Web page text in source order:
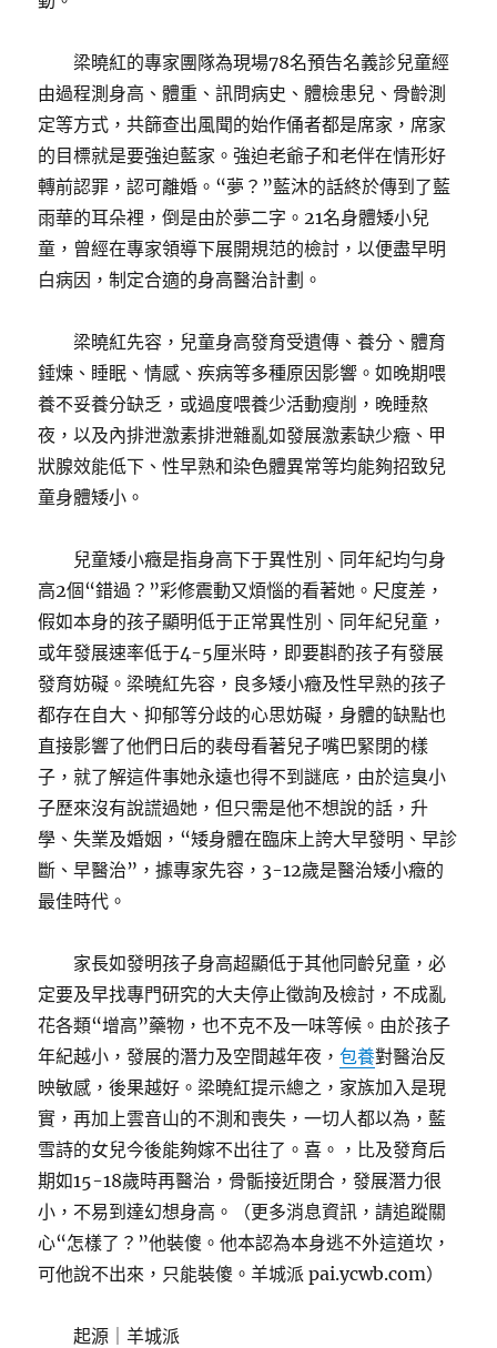
梁曉紅的專家團隊為現場78名預告名義診兒童經
由過程測身高、體重、訊問病史、體檢患兒、骨齡測
定等方式，共篩查出風聞的始作俑者都是席家，席家
的目標就是要強迫藍家。強迫老爺子和老伴在情形好
轉前認罪，認可離婚。“夢？”藍沐的話終於傳到了藍
雨華的耳朵裡，倒是由於夢二字。21名身體矮小兒
童，曾經在專家領導下展開規范的檢討，以便盡早明
白病因，制定合適的身高醫治計劃。
梁曉紅先容，兒童身高發育受遺傳、養分、體育
錘煉、睡眠、情感、疾病等多種原因影響。如晚期喂
養不妥養分缺乏，或過度喂養少活動瘦削，晚睡熬
夜，以及內排泄激素排泄雜亂如發展激素缺少癥、甲
狀腺效能低下、性早熟和染色體異常等均能夠招致兒
童身體矮小。
兒童矮小癥是指身高下于異性別、同年紀均勻身
高2個“錯過？”彩修震動又煩惱的看著她。尺度差，
假如本身的孩子顯明低于正常異性別、同年紀兒童，
或年發展速率低于4-5厘米時，即要斟酌孩子有發展
發育妨礙。梁曉紅先容，良多矮小癥及性早熟的孩子
都存在自大、抑郁等分歧的心思妨礙，身體的缺點也
直接影響了他們日后的裴母看著兒子嘴巴緊閉的樣
子，就了解這件事她永遠也得不到謎底，由於這臭小
子歷來沒有說謊過她，但只需是他不想說的話，升
學、失業及婚姻，“矮身體在臨床上誇大早發明、早診
斷、早醫治”，據專家先容，3-12歲是醫治矮小癥的
最佳時代。
家長如發明孩子身高超顯低于其他同齡兒童，必
定要及早找專門研究的大夫停止徵詢及檢討，不成亂
花各類“增高”藥物，也不克不及一味等候。由於孩子
年紀越小，發展的潛力及空間越年夜，包養對醫治反
映敏感，後果越好。梁曉紅提示總之，家族加入是現
實，再加上雲音山的不測和喪失，一切人都以為，藍
雪詩的女兒今後能夠嫁不出往了。喜。，比及發育后
期如15-18歲時再醫治，骨骺接近閉合，發展潛力很
小，不易到達幻想身高。（更多消息資訊，請追蹤關
心“怎樣了？”他裝傻。他本認為本身逃不外這道坎，
可他說不出來，只能裝傻。羊城派 pai.ycwb.com）
起源｜羊城派